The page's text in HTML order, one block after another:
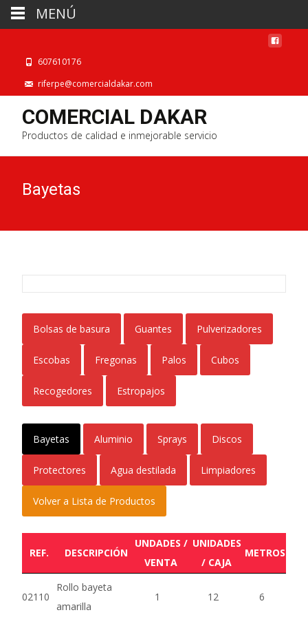
607610176
riferpe@comercialdakar.com
COMERCIAL DAKAR
Productos de calidad e inmejorable servicio
Bayetas
Bolsas de basura Guantes Pulverizadores
Escobas Fregonas Palos Cubos
Recogedores Estropajos
Bayetas Aluminio Sprays Discos
Protectores Agua destilada Limpiadores
Volver a Lista de Productos
REF. DESCRIPCIÓN
UNDADES /
VENTA
UNIDADES
/ CAJA
METROS
02110
Rollo bayeta
amarilla
1 12 6
MENÚ